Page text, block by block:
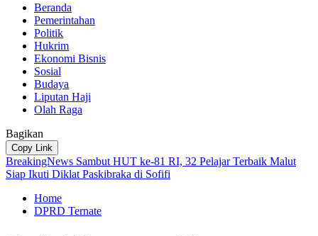
Beranda
Pemerintahan
Politik
Hukrim
Ekonomi Bisnis
Sosial
Budaya
Liputan Haji
Olah Raga
Bagikan
Copy Link
BreakingNews Sambut HUT ke-81 RI, 32 Pelajar Terbaik Malut
Siap Ikuti Diklat Paskibraka di Sofifi
Home
DPRD Ternate